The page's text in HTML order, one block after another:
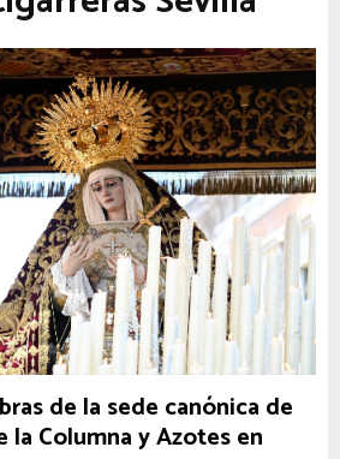
de la sede canónica de
la Columna y Azotes en